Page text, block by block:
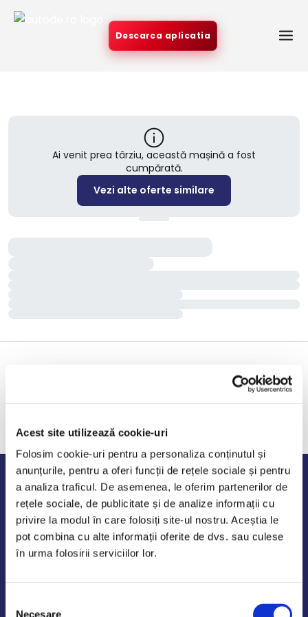
Acest site utilizează cookie-uri
Folosim cookie-uri pentru a personaliza conținutul și
anunțurile, pentru a oferi funcții de rețele sociale și pentru
a analiza traficul. De asemenea, le oferim partenerilor de
rețele sociale, de publicitate și de analize informații cu
privire la modul în care folosiți site-ul nostru. Aceștia le
pot combina cu alte informații oferite de dvs. sau culese
în urma folosirii serviciilor lor.
Necesare
Descarca aplicatia
Ai venit prea târziu, această mașină a fost
cumpărată.
Vezi alte oferte similare
Program de lucru
Luni - Vineri: 09:00-18:00
Sambata - Duminica: 10:00-14:00